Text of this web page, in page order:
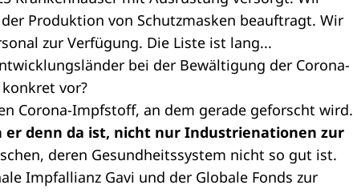
Produktion von Schutzmasken beauftragt. Wir
zur Verfügung. Die Liste ist lang...
bei der Bewältigung der Corona-
vor?
Corona-Impfstoff, an dem gerade geforscht wird.
denn da ist, nicht nur Industrienationen zur
deren Gesundheitssystem nicht so gut ist.
Impfallianz Gavi und der Globale Fonds zur